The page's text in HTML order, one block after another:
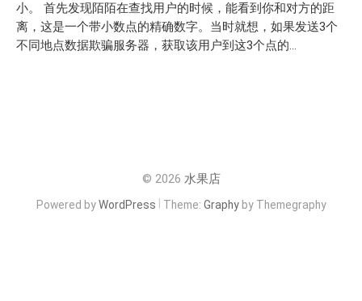
小。 首先发现陌陌在查找用户的时候，能看到你和对方的距
离，这是一个带小数点的精确数字。当时就想，如果发送3个
不同地点数据欺骗服务器，获取该用户到这3个点的...
© 2026 水果店
Powered byWordPress Theme: Graphyby Themegraphy